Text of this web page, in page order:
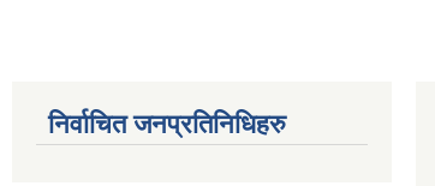
निर्वाचित जनप्रतिनिधिहरु